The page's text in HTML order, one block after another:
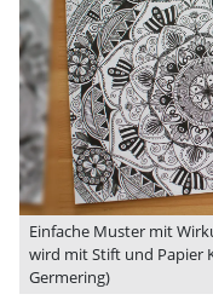
Einfache Muster mit
wird mit Stift und Papier
Germering)